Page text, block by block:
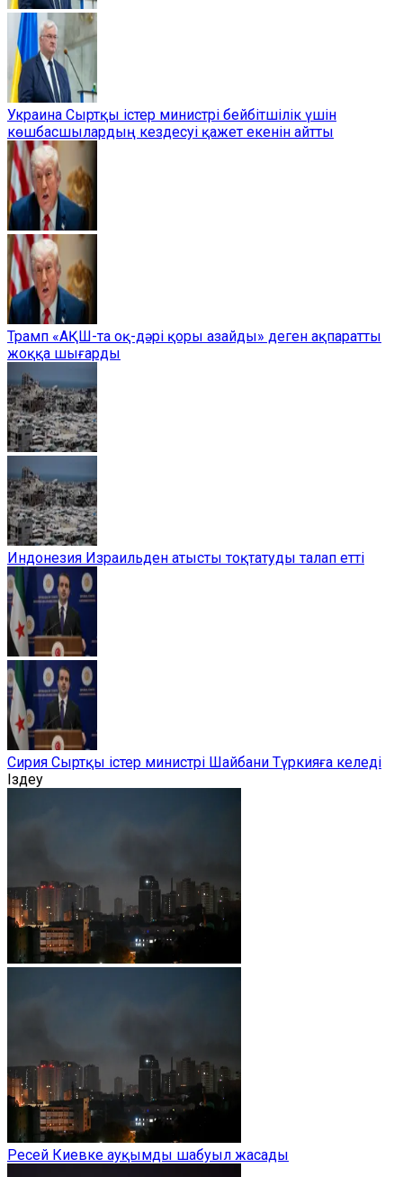
Украина Сыртқы істер министрі бейбітшілік үшін
көшбасшылардың кездесуі қажет екенін айтты
Трамп «АҚШ-та оқ-дәрі қоры азайды» деген ақпаратты
жоққа шығарды
Индонезия Израильден атысты тоқтатуды талап етті
Сирия Сыртқы істер министрі Шайбани Түркияға келеді
Іздеу
Ресей Киевке ауқымды шабуыл жасады